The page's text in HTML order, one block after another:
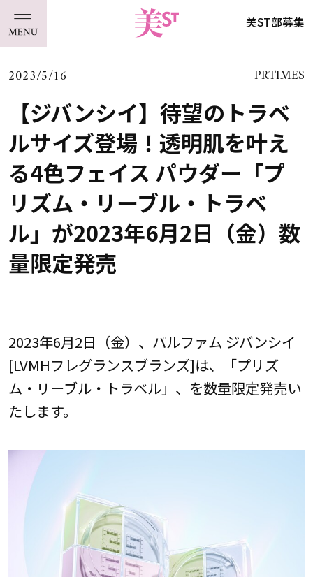
美ST部募集
2023/5/16 PRTIMES
【ジバンシイ】待望のトラベ
ルサイズ登場！透明肌を叶え
る4色フェイス パウダー「プ
リズム・リーブル・トラベ
ル」が2023年6月2日（金）数
量限定発売
2023年6月2日（金）、パルファム ジバンシイ
[LVMHフレグランスブランズ]は、「プリズ
ム・リーブル・トラベル」、を数量限定発売い
たします。